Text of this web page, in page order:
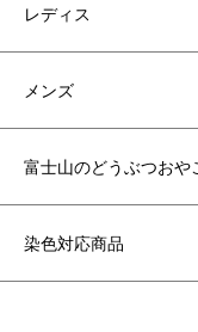
レディス
メンズ
富士山のどうぶつおや
染色対応商品